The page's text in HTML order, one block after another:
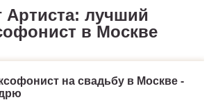
Артиста: лучший
в Москве
на свадьбу в Москве -